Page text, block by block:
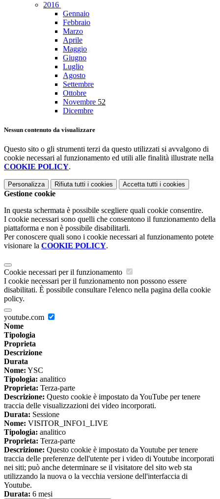
2016
Gennaio
Febbraio
Marzo
Aprile
Maggio
Giugno
Luglio
Agosto
Settembre
Ottobre
Novembre 52
Dicembre
Nessun contenuto da visualizzare
Questo sito o gli strumenti terzi da questo utilizzati si avvalgono di
cookie necessari al funzionamento ed utili alle finalità illustrate nella
COOKIE POLICY.
Personalizza Rifiuta tutti i cookies Accetta tutti i cookies
Gestione cookie
In questa schermata è possibile scegliere quali cookie consentire.
I cookie necessari sono quelli che consentono il funzionamento della
piattaforma e non è possibile disabilitarli.
Per conoscere quali sono i cookie necessari al funzionamento potete
visionare la COOKIE POLICY.
Cookie necessari per il funzionamento
I cookie necessari per il funzionamento non possono essere
disabilitati. È possibile consultare l'elenco nella pagina della cookie
policy.
youtube.com
Nome
Tipologia
Proprieta
Descrizione
Durata
Nome: YSC
Tipologia: analitico
Proprieta: Terza-parte
Descrizione: Questo cookie è impostato da YouTube per tenere
traccia delle visualizzazioni dei video incorporati.
Durata: Sessione
Nome: VISITOR_INFO1_LIVE
Tipologia: analitico
Proprieta: Terza-parte
Descrizione: Questo cookie è impostato da Youtube per tenere
traccia delle preferenze dell'utente per i video di Youtube incorporati
nei siti; può anche determinare se il visitatore del sito web sta
utilizzando la nuova o la vecchia versione dell'interfaccia di
Youtube.
Durata: 6 mesi